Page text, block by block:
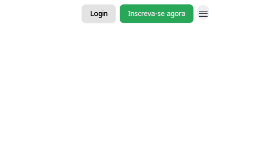
Login Inscreva-se agora